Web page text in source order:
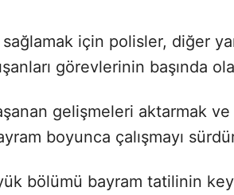
için polisler, diğer
görevlerinin başında
gelişmeleri aktarmak
boyunca çalışmayı
bölümü bayram tatilinin